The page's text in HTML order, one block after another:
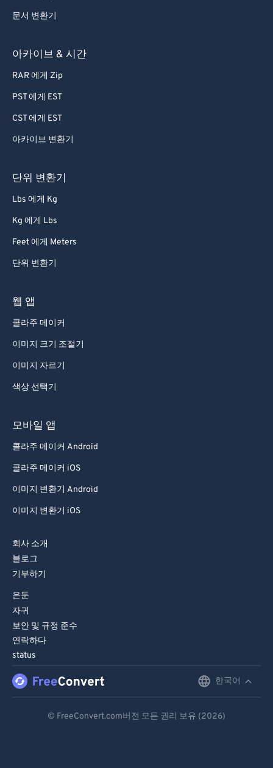
문서 변환기
아카이브 & 시간
RAR 에게 Zip
PST 에게 EST
CST 에게 EST
아카이브 변환기
단위 변환기
Lbs 에게 Kg
Kg 에게 Lbs
Feet 에게 Meters
단위 변환기
웹 앱
콜라주 메이커
이미지 크기 조절기
이미지 자르기
색상 선택기
모바일 앱
콜라주 메이커 Android
콜라주 메이커 iOS
이미지 변환기 Android
이미지 변환기 iOS
회사 소개
블로그
기부하기
은둔
자귀
보안 및 규정 준수
연락하다
status
한국어
© FreeConvert.com버전 모든 권리 보유 (2026)